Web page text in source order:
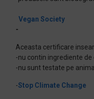
-
Vegan Society
Aceasta certificare
-nu contin ingrediente
-nu sunt testate pe
-Stop Climate Change